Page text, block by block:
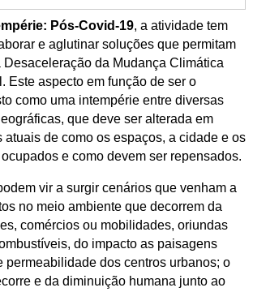
Pós-Covid-19, a atividade tem
e aglutinar soluções que permitam
Desaceleração da Mudança Climática
Este aspecto em função de ser o
como uma intempérie entre diversas
que deve ser alterada em
atuais de como os espaços, a cidade e os
e como devem ser repensados.
vir a surgir cenários que venham a
no meio ambiente que decorrem da
comércios ou mobilidades, oriundas
do impacto as paisagens
permeabilidade dos centros urbanos; o
e da diminuição humana junto ao